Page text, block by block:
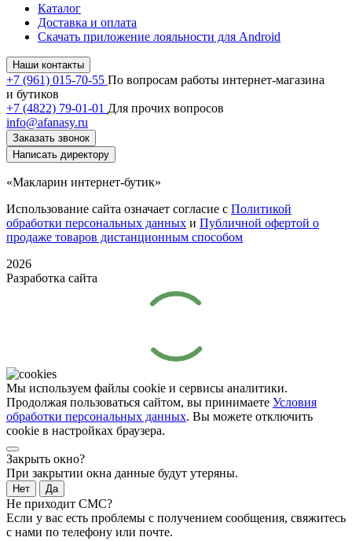
Каталог
Доставка и оплата
Скачать приложение лояльности для Android
Наши контакты
+7 (961) 015-70-55 По вопросам работы интернет-магазина
и бутиков
+7 (4822) 79-01-01 Для прочих вопросов
info@afanasy.ru
Заказать звонок
Написать директору
«Макларин интернет-бутик»
Использование сайта означает согласие с Политикой
обработки персональных данных и Публичной офертой о
продаже товаров дистанционным способом
2026
Разработка сайта
Мы используем файлы cookie и сервисы аналитики.
Продолжая пользоваться сайтом, вы принимаете Условия
обработки персональных данных. Вы можете отключить
cookie в настройках браузера.
Закрыть окно?
При закрытии окна данные будут утеряны.
Нет Да
Не приходит СМС?
Если у вас есть проблемы с получением сообщения, свяжитесь
с нами по телефону или почте.